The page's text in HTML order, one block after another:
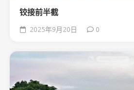
铰接前半截
2025年9月20日 0